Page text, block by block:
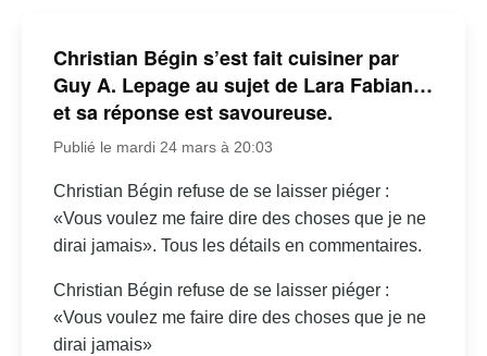
Christian Bégin s’est fait cuisiner par
Guy A. Lepage au sujet de Lara Fabian…
et sa réponse est savoureuse.
Publié le mardi 24 mars à 20:03
Christian Bégin refuse de se laisser piéger :
«Vous voulez me faire dire des choses que je ne
dirai jamais». Tous les détails en commentaires.
Christian Bégin refuse de se laisser piéger :
«Vous voulez me faire dire des choses que je ne
dirai jamais»